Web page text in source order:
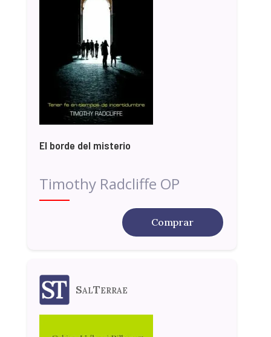
El borde del misterio
Timothy Radcliffe OP
Comprar
SalTerrae